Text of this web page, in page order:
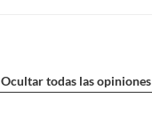
Ocultar todas las opiniones